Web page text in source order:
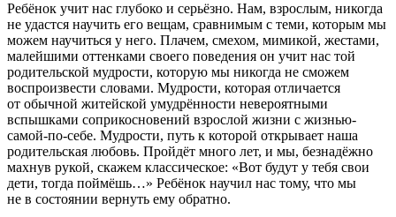
Ребёнок учит нас глубоко и серьёзно. Нам, взрослым, никогда
не удастся научить его вещам, сравнимым с теми, которым мы
можем научиться у него. Плачем, смехом, мимикой, жестами,
малейшими оттенками своего поведения он учит нас той
родительской мудрости, которую мы никогда не сможем
воспроизвести словами. Мудрости, которая отличается
от обычной житейской умудрённости невероятными
вспышками соприкосновений взрослой жизни с жизнью-
самой-по-себе. Мудрости, путь к которой открывает наша
родительская любовь. Пройдёт много лет, и мы, безнадёжно
махнув рукой, скажем классическое: «Вот будут у тебя свои
дети, тогда поймёшь…» Ребёнок научил нас тому, что мы
не в состоянии вернуть ему обратно.